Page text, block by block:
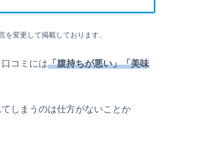
変更して掲載しております。
コミには「腹持ちが悪い」「美味
しまうのは仕方がないことか